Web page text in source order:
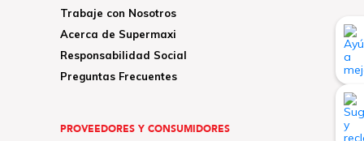
Trabaje con Nosotros
Acerca de Supermaxi
Responsabilidad Social
Preguntas Frecuentes
PROVEEDORES Y CONSUMIDORES